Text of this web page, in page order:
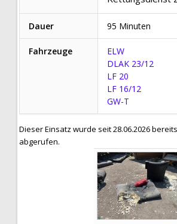
Dauer 95 Minuten
Fahrzeuge
ELW
DLAK 23/12
LF 20
LF 16/12
GW-T
Dieser Einsatz wurde seit 28.06.2026
abgerufen.